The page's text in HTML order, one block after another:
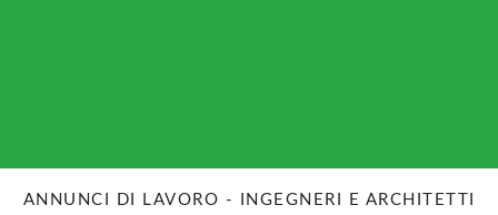
ANNUNCI DI LAVORO - INGEGNERI E ARCHITETTI